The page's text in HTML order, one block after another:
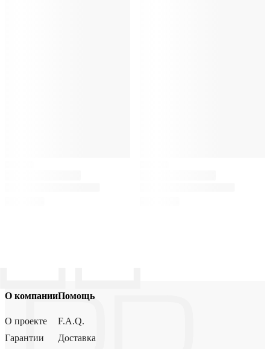
О компании
О проекте
Гарантии
Помощь
F.A.Q.
Доставка